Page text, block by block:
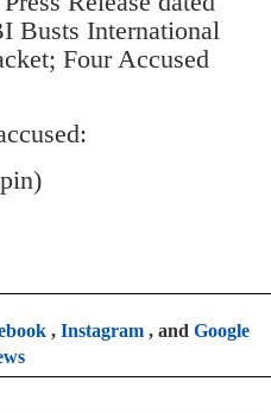
Busts International
Four Accused
, Instagram, and Google